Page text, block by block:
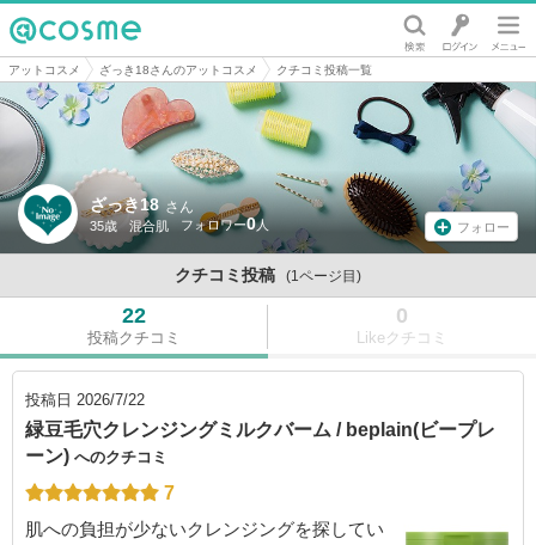
@cosme
アットコスメ ざっき18さんのアットコスメ クチコミ投稿一覧
ざっき18 さん
35歳 混合肌 0 フォロー
クチコミ投稿 (1ページ目)
22
投稿クチコミ
0
Likeクチコミ
投稿日 2026/7/22
緑豆毛穴クレンジングミルクバーム / beplain(ビープレ
ーン) へのクチコミ
7
肌への負担が少ないクレンジングを探してい